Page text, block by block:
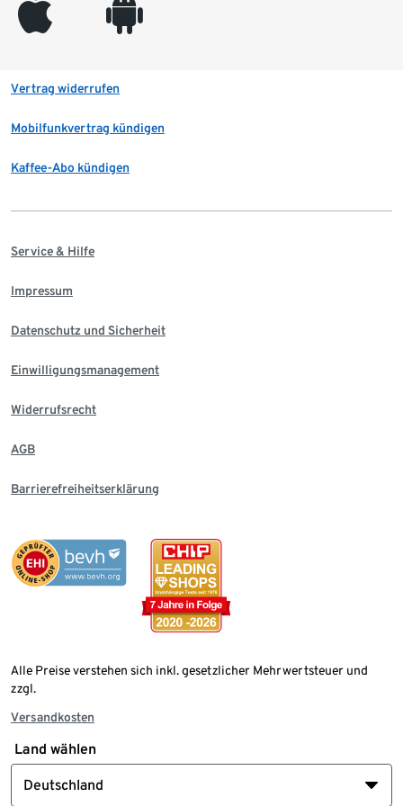
appleinc android
Vertrag widerrufen
Mobilfunkvertrag kündigen
Kaffee-Abo kündigen
Service & Hilfe
Impressum
Datenschutz und Sicherheit
Einwilligungsmanagement
Widerrufsrecht
AGB
Barrierefreiheitserklärung
Alle Preise verstehen sich inkl. gesetzlicher Mehrwertsteuer und
zzgl.
Versandkosten
Land wählen
Deutschland